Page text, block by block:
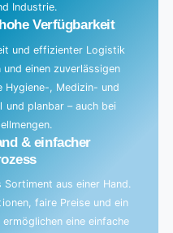
Industrie.
Verfügbarkeit
und effizienter Logistik
einen zuverlässigen
Hygiene-, Medizin- und
planbar – auch bei
& einfacher
Sortiment aus einer Hand.
faire Preise und ein
eine einfache